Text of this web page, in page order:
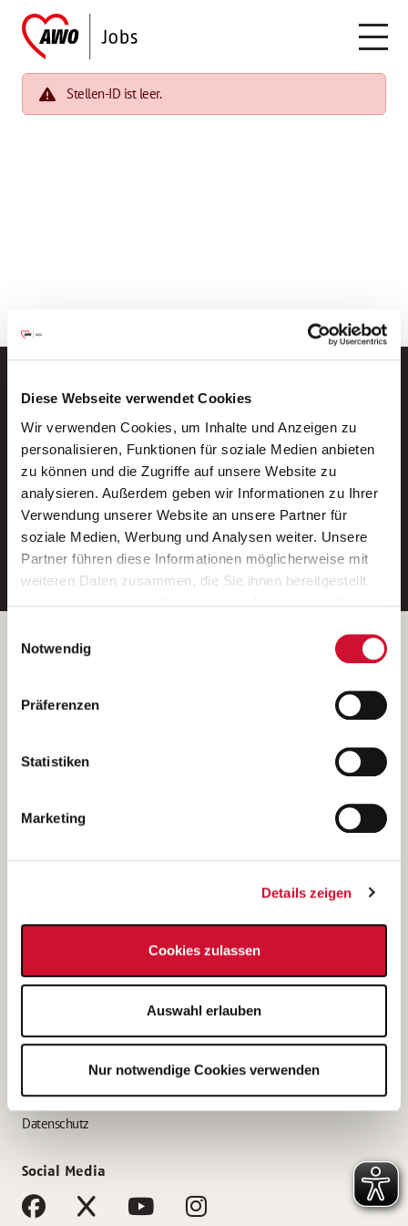
Diese Webseite verwendet Cookies
Wir verwenden Cookies, um Inhalte und Anzeigen zu
personalisieren, Funktionen für soziale Medien anbieten
zu können und die Zugriffe auf unsere Website zu
analysieren. Außerdem geben wir Informationen zu Ihrer
Verwendung unserer Website an unsere Partner für
soziale Medien, Werbung und Analysen weiter. Unsere
Partner führen diese Informationen möglicherweise mit
weiteren Daten zusammen, die Sie ihnen bereitgestellt
Wenn Sie auf „Cookies zulassen“ klicken, so stimmen
Sie der Speicherung sämtlicher Cookies zu. Sie können
Ihre Einwilligung selbstverständlich jederzeit widerrufen,
indem Sie die Cookie-Einstellungen aufrufen und diese
unsererDatenschutzerklärung
Notwendig
Präferenzen
Statistiken
Marketing
Details zeigen
Cookies zulassen
Auswahl erlauben
Nur notwendige Cookies verwenden
Stellen-ID ist leer.
Neue Stellen per E-Mail.
Ein kostenloser Service von AWO
Jobs.
E-Mail-Adresse eintragen
Betreiber der Webseite
Kantstraße 45a
(Ein Tochterunternehmen des AWO Bezirksverbandes Unterfranken
e.V.)
Bewerbung als Altenpflegehelfer*in
Bewerbung als Erzieher*in
AWO Gliederungen nach Bundesland
Impressum
Datenschutz
Social Media